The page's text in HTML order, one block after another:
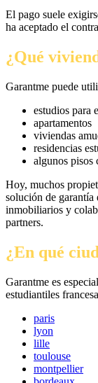
El pago suele
ha aceptado el
¿Qué
Garantme puede
estudios para
apartamentos
viviendas
residencias
algunos pisos
Hoy, muchos
solución de garantía
inmobiliarios y
partners.
¿En qué
Garantme es
estudiantiles
paris
lyon
lille
toulouse
montpellier